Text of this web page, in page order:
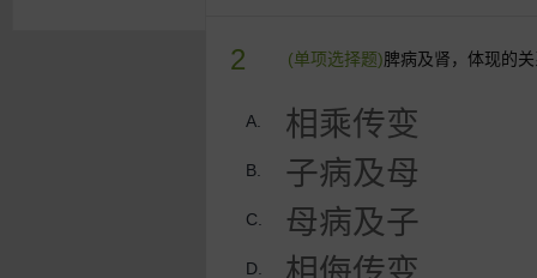
2 (单项选择题)脾病及肾，体现的
A. 相乘传变
B. 子病及母
C. 母病及子
D.